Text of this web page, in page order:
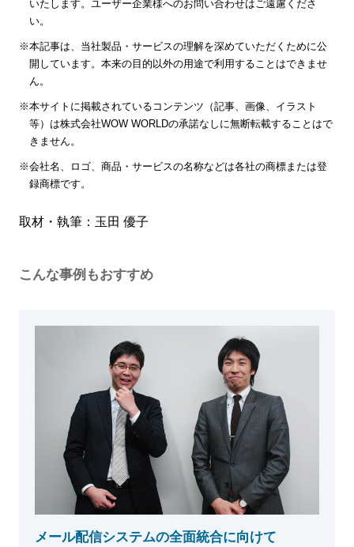
いたします。ユーザー企業様へのお問い合わせはご遠慮くださ
い。
※本記事は、当社製品・サービスの理解を深めていただくために公
開しています。本来の目的以外の用途で利用することはできませ
ん。
※本サイトに掲載されているコンテンツ（記事、画像、イラスト
等）は株式会社WOW WORLDの承諾なしに無断転載することはで
きません。
※会社名、ロゴ、商品・サービスの名称などは各社の商標または登
録商標です。
取材・執筆： 玉田 優子
こんな事例もおすすめ
メール配信システムの全面統合に向けて